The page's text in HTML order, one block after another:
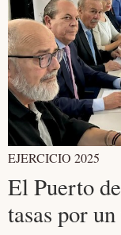
EJERCICIO 2025
El Puerto
tasas por